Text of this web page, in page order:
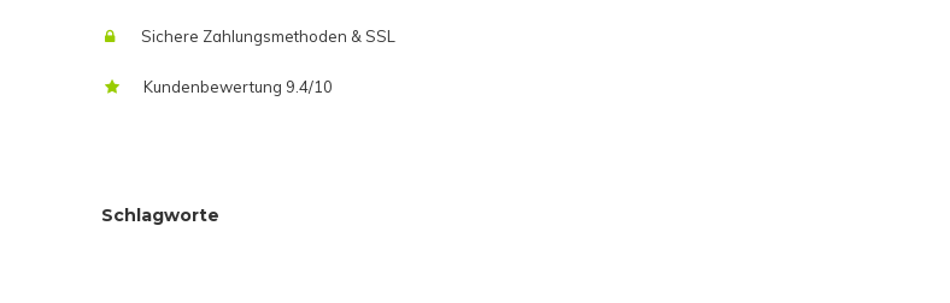
Sichere Zahlungsmethoden & SSL
Kundenbewertung 9.4/10
Schlagworte